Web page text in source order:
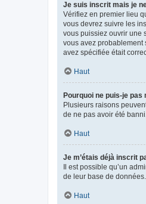
Je suis inscrit mais je
Vérifiez en premier lieu
vous devrez suivre les
vous puissiez ouvrir une
vous avez probablement
avez spécifiée était
Haut
Pourquoi ne puis-je pas
Plusieurs raisons
de ne pas avoir été
Haut
Je m’étais déjà inscrit
Il est possible qu’un
de leur base de
Haut